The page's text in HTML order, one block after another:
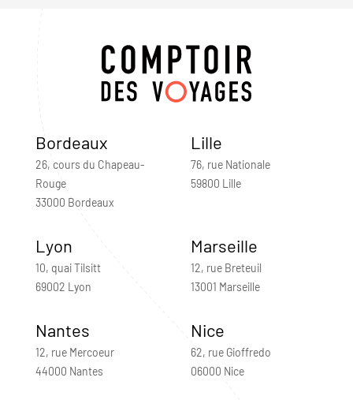
Bordeaux
26, cours du Chapeau-
Rouge
33000 Bordeaux
Lille
76, rue Nationale
59800 Lille
Lyon
10, quai Tilsitt
69002 Lyon
Marseille
12, rue Breteuil
13001 Marseille
Nantes
12, rue Mercoeur
44000 Nantes
Nice
62, rue Gioffredo
06000 Nice